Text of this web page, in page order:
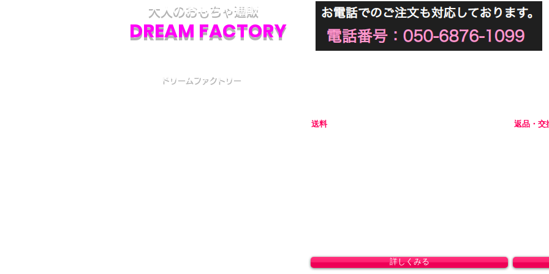
大人のおもちゃ通販
DREAM FACTORY
ドリームファクトリー
送料 返品・交
詳しくみる